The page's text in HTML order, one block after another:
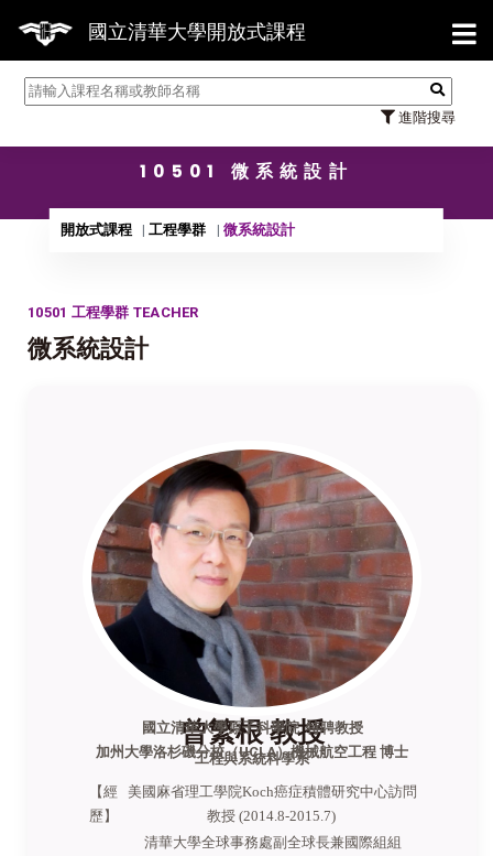
國立清華大學開放式課程
進階搜尋
【7/
10501 微系統設計
開放式課程 工程學群 微系統設計
10501 工程學群 TEACHER
微系統設計
曾繁根 教授
工程與系統科學系
國立清華大學原子科學院 特聘教授
加州大學洛杉磯分校（UCLA）機械航空工程 博士
【經
歷】
美國麻省理工學院Koch癌症積體研究中心訪問
教授 (2014.8-2015.7)
清華大學全球事務處副全球長兼國際組組